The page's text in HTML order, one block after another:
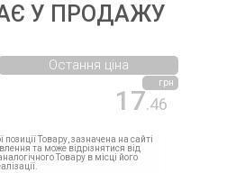
У ПРОДАЖУ
17.46
грн
Остання ціна
Товару, зазначена на сайті
та може відрізнятися від
Товару в місці його